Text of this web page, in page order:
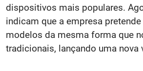
dispositivos mais populares.
indicam que a empresa
modelos da mesma forma que
tradicionais, lançando uma nova